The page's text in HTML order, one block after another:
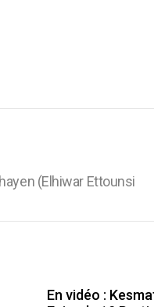
(Elhiwar Ettounsi
En vidéo :